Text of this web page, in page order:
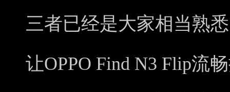
三者已经是大家相当熟
让OPPO Find N3 Flip流